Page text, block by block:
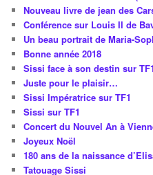
Nouveau livre de jean des
Conférence sur Louis II de
Un beau portrait de Maria-
Bonne année 2018
Sissi face à son destin sur TF1
Juste pour le plaisir…
Sissi Impératrice sur TF1
Sissi sur TF1
Concert du Nouvel An à
Joyeux Noël
180 ans de la naissance
Tatouage Sissi